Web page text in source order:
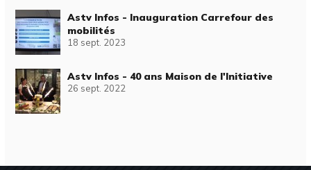
Astv Infos - Inauguration Carrefour des
mobilités
18 sept. 2023
Astv Infos - 40 ans Maison de l'Initiative
26 sept. 2022